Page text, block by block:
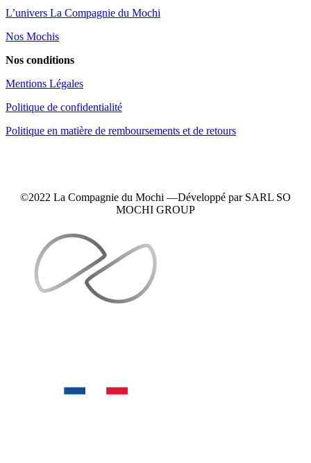
L’univers La Compagnie du Mochi
Nos Mochis
Nos conditions
Mentions Légales
Politique de confidentialité
Politique en matière de remboursements et de retours
©2022 La Compagnie du Mochi —Développé par SARL SO
MOCHI GROUP